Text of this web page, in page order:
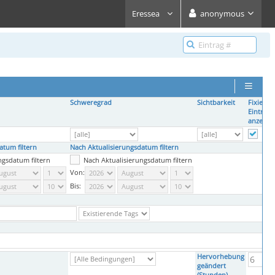
Eressea anonymous
Schweregrad Sichtbarkeit
Fixierte
Einträge
filtern Nach Aktualisierungsdatum filtern
filtern Nach Aktualisierungsdatum filtern
Von:
Bis:
Hervorhebung
geändert